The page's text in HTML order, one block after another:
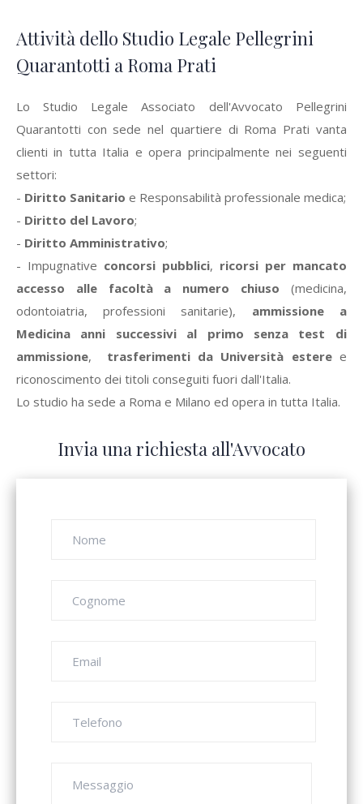
Attività dello Studio Legale Pellegrini
Quarantotti a Roma Prati
Lo Studio Legale Associato dell'Avvocato Pellegrini
Quarantotti con sede nel quartiere di Roma Prati vanta
clienti in tutta Italia e opera principalmente nei seguenti
settori:
- Diritto Sanitario e Responsabilità professionale medica;
- Diritto del Lavoro;
- Diritto Amministrativo;
- Impugnative concorsi pubblici, ricorsi per mancato
accesso alle facoltà a numero chiuso (medicina,
odontoiatria, professioni sanitarie), ammissione a
Medicina anni successivi al primo senza test di
ammissione, trasferimenti da Università esteree
riconoscimento dei titoli conseguiti fuori dall'Italia.
Lo studio ha sede a Roma e Milano ed opera in tutta Italia.
Invia una richiesta all'Avvocato